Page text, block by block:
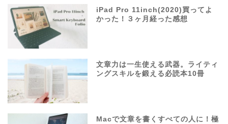
iPad Pro 11inch(2020)買ってよ
かった！３ヶ月経った感想
文章力は一生使える武器。ライティ
ングスキルを鍛える必読本10冊
Macで文章を書くすべての人に！極